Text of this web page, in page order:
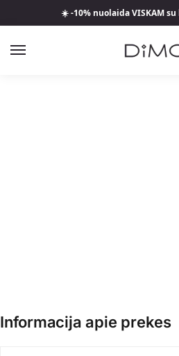
☀️ -10% nuolaida VISKAM su
Informacija apie prekes